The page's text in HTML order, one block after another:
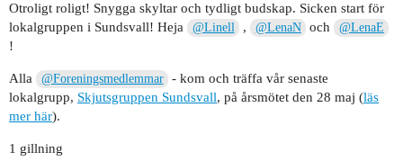
Otroligt roligt! Snygga skyltar och tydligt budskap. Sicken start för
lokalgruppen i Sundsvall! Heja
@Linell , @LenaN och @LenaE
!
Alla @Foreningsmedlemmar
- kom och träffa vår senaste
lokalgrupp, Skjutsgruppen Sundsvall, på årsmötet den 28 maj (läs
mer här).
1 gillning